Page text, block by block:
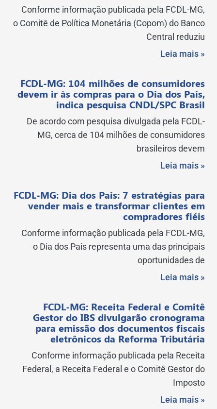
Conforme informação publicada pela FCDL-MG,
o Comitê de Política Monetária (Copom) do Banco
Central reduziu
Leia mais »
FCDL-MG: 104 milhões de consumidores
devem ir às compras para o Dia dos Pais,
indica pesquisa CNDL/SPC Brasil
De acordo com pesquisa divulgada pela FCDL-
MG, cerca de 104 milhões de consumidores
brasileiros devem
Leia mais »
FCDL-MG: Dia dos Pais: 7 estratégias para
vender mais e transformar clientes em
compradores fiéis
Conforme informação publicada pela FCDL-MG,
o Dia dos Pais representa uma das principais
oportunidades de
Leia mais »
FCDL-MG: Receita Federal e Comitê
Gestor do IBS divulgarão cronograma
para emissão dos documentos fiscais
eletrônicos da Reforma Tributária
Conforme informação publicada pela Receita
Federal, a Receita Federal e o Comitê Gestor do
Imposto
Leia mais »